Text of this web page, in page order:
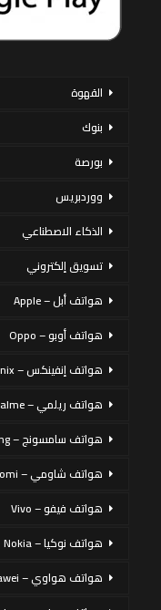
القهوة
بنوك
بورصة
ووردبريس
الذكاء الاصطناعي
تسويق إلكتروني
هواتف أبل – Apple
هواتف أوبو – Oppo
هواتف إنفينكس – Infinix
هواتف ريلمي – Realme
هواتف سامسونج – Samsung
هواتف شاومي – Xiaomi
هواتف فيفو – Vivo
هواتف نوكيا – Nokia
هواتف هواوي – Huawei